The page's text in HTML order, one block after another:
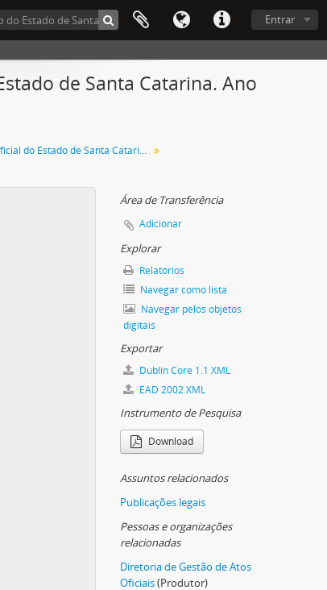
Entrar
de Santa Catarina. Ano
Diário Oficial do Estado de Santa Catarina. Setembro de 2006
Área de Transferência
Adicionar
Explorar
Relatórios
Navegar como lista
Navegar pelos objetos
digitais
Exportar
Dublin Core 1.1 XML
EAD 2002 XML
Instrumento de Pesquisa
Download
Assuntos relacionados
Publicações legais
Pessoas e organizações
relacionadas
Diretoria de Gestão de Atos
Oficiais(Produtor)